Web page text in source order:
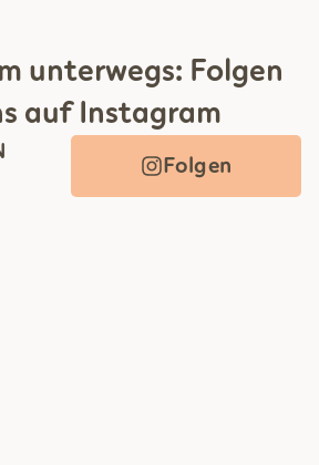
unterwegs: Folgen
auf Instagram
Folgen